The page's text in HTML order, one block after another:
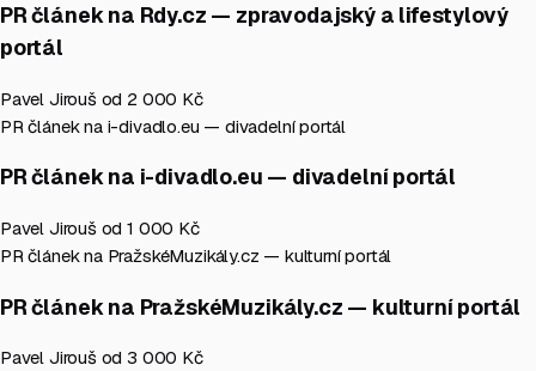
PR článek na Rdy.cz — zpravodajský a lifestylový
portál
Pavel Jirouš od 2 000 Kč
PR článek na i-divadlo.eu — divadelní portál
PR článek na i-divadlo.eu — divadelní portál
Pavel Jirouš od 1 000 Kč
PR článek na PražskéMuzikály.cz — kulturní portál
PR článek na PražskéMuzikály.cz — kulturní portál
Pavel Jirouš od 3 000 Kč